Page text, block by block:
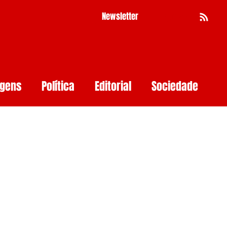
Newsletter
Política Editorial Sociedade